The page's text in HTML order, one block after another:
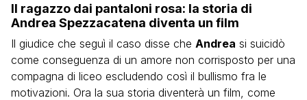
Il ragazzo dai pantaloni rosa: la storia di
Andrea Spezzacatena diventa un film
Il giudice che seguì il caso disse che Andrea si suicidò
come conseguenza di un amore non corrisposto per una
compagna di liceo escludendo così il bullismo fra le
motivazioni. Ora la sua storia diventerà un film, come